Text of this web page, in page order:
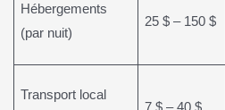
Hébergements
(par nuit)
25 $ – 150 $
Transport local
7 $ – 40 $